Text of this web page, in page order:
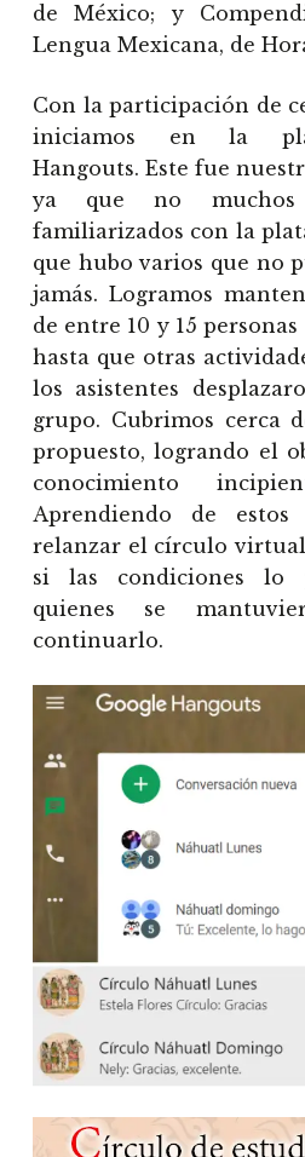
de México; y
Lengua Mexicana, de
Con la participación de
iniciamos en la
Hangouts. Este fue
ya que no muchos
familiarizados con la
que hubo varios que no
jamás. Logramos
de entre 10 y 15
hasta que otras
los asistentes
grupo. Cubrimos cerca
propuesto, logrando el
conocimiento
Aprendiendo de estos
relanzar el círculo
si las condiciones lo
quienes se
continuarlo.